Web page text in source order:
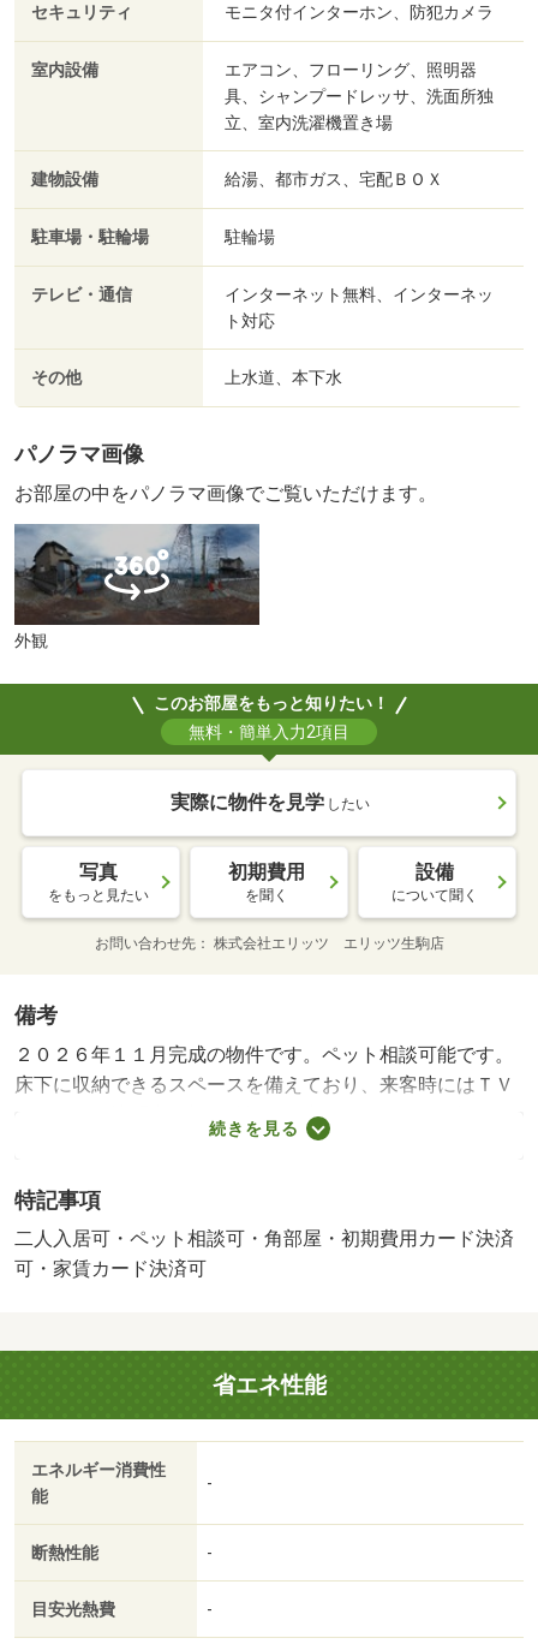
セキュリティ モニタ付インターホン、防犯カメラ
室内設備
エアコン、フローリング、照明器
具、シャンプードレッサ、洗面所独
立、室内洗濯機置き場
建物設備 給湯、都市ガス、宅配ＢＯＸ
駐車場・駐輪場 駐輪場
テレビ・通信
インターネット無料、インターネッ
ト対応
その他 上水道、本下水
パノラマ画像
お部屋の中をパノラマ画像でご覧いただけます。
外観
このお部屋をもっと知りたい！
無料・簡単入力2項目
実際に物件を見学 したい
写真
をもっと見たい
初期費用
を聞く
設備
について聞く
お問い合わせ先 株式会社エリッツ エリッツ生駒店
備考
２０２６年１１月完成の物件です。ペット相談可能です。
床下に収納できるスペースを備えており、来客時にはＴＶ
ドアホンで訪問者の顔を確認する事ができます。周辺には
セブンイレブン南田原町店があり便利です。 ペット相談
備・特記事項備考】専用バス・専用トイレ/入居サポート
（月額） 1980円/家賃保証料（月額） 2214円/駐車場手数
料（初回） 5500円/賃貸戸数:10戸/鍵交換費用:3300円/室
続きを見る
特記事項
二人入居可・ペット相談可・角部屋・初期費用カード決済
可・家賃カード決済可
省エネ性能
エネルギー消費性
能
-
断熱性能 -
目安光熱費 -